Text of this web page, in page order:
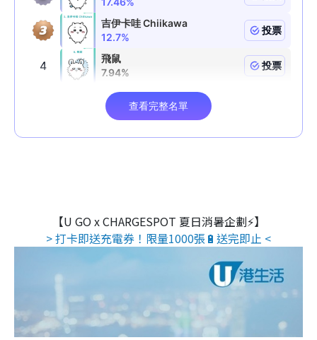
【U GO x CHARGESPOT 夏日消暑企劃⚡】
> 打卡即送充電券！限量1000張🔋送完即止 <